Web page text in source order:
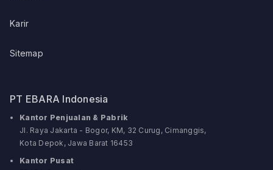
Karir
Sitemap
PT EBARA Indonesia
Kantor Penjualan & Pabrik
Jl. Raya Jakarta - Bogor, KM, 32 Curug, Cimanggis,
Kota Depok, Jawa Barat 16453
Kantor Pusat